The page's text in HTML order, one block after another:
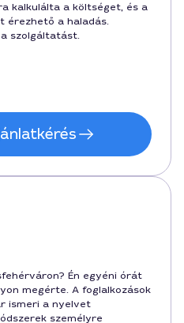
kalkulálta a költséget, és a
érezhető a haladás.
szolgáltatást.
Én egyéni órát
megérte. A foglalkozások
ismeri a nyelvet
személyre